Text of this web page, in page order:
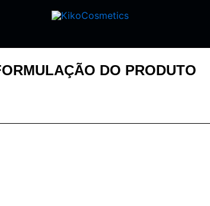
DO PRODUTO